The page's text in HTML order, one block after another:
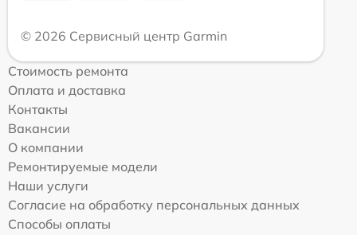
© 2026 Сервисный центр Garmin
Стоимость ремонта
Оплата и доставка
Контакты
Вакансии
О компании
Ремонтируемые модели
Наши услуги
Согласие на обработку персональных данных
Способы оплаты